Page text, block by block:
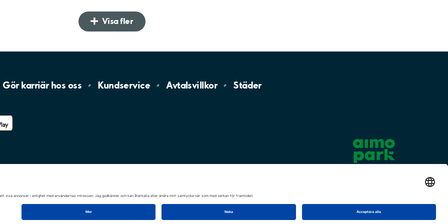
Visa fler
Gör karriär hos oss Kundservice Avtalsvillkor Städer